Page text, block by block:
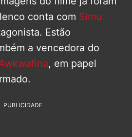
conta com Simu
Estão
a vencedora do
, em papel
PUBLICIDADE